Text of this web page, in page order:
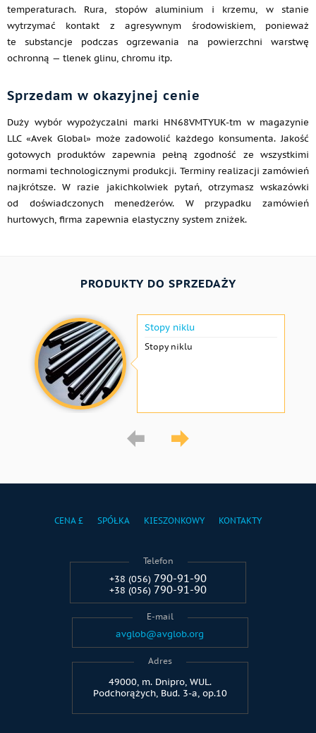
temperaturach. Rura, stopów aluminium i krzemu, w stanie
wytrzymać kontakt z agresywnym środowiskiem, ponieważ
te substancje podczas ogrzewania na powierzchni warstwę
ochronną — tlenek glinu, chromu itp.
Sprzedam w okazyjnej cenie
Duży wybór wypożyczalni marki HN68VMTYUK-tm w magazynie
LLC «Avek Global» może zadowolić każdego konsumenta. Jakość
gotowych produktów zapewnia pełną zgodność ze wszystkimi
normami technologicznymi produkcji. Terminy realizacji zamówień
najkrótsze. W razie jakichkolwiek pytań, otrzymasz wskazówki
od doświadczonych menedżerów. W przypadku zamówień
hurtowych, firma zapewnia elastyczny system zniżek.
PRODUKTY DO SPRZEDAŻY
Stopy niklu
Stopy niklu
CENA £ SPÓŁKA KIESZONKOWY KONTAKTY
Telefon
+38 (056) 790-91-90
+38 (056) 790-91-90
E-mail
avglob@avglob.org
Adres
49000, m. Dnipro, WUL.
Podchorążych, Bud. 3-a, op.10